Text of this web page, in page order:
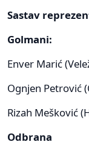
Sastav
Golmani:
Enver Marić
Ognjen Petrović
Rizah Mešković
Odbrana